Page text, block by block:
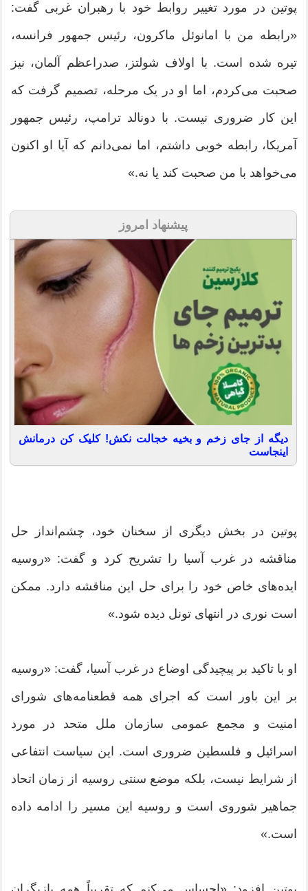
پوتین در مورد تغییر روابط خود با رهبران غربی گفت:
«رابطه من با امانوئل ماکرون، رئیس جمهور فرانسه،
تیره شده است. با اولاف شولتز، صدراعظم آلمان، نیز
صحبت می‌کردم، اما او در یک مرحله، تصمیم گرفت که
این کار ضروری نیست. با دونالد ترامپ، رئیس جمهور
آمریکا، رابطه خوبی داشتم، اما نمی‌دانم که آیا او اکنون
می‌خواهد با من صحبت کند یا نه.»
پیشنهاد امروز
دیگه از جای زخم و بخیه خجالت نکش! کلیک کن درمانش
اینجاست
پوتین در بخش دیگری از سخنان خود، چشم‌انداز حل
مناقشه در غرب آسیا را تشریح کرد و گفت: «روسیه
ایده‌های خاص خود را برای حل این مناقشه دارد. ممکن
است نوری در انتهای تونل دیده شود.»
او با تاکید بر پیچیدگی اوضاع در غرب آسیا، گفت: «روسیه
بر این باور است که اجرای همه قطعنامه‌های شورای
امنیت و مجمع عمومی سازمان ملل متحد در مورد
اسرائیل و فلسطین ضروری است. این سیاست انتفاعی
از شرایط نیست، بلکه موضع سنتی روسیه از زمان اتحاد
جماهیر شوروی است و روسیه این مسیر را ادامه داده
است.»